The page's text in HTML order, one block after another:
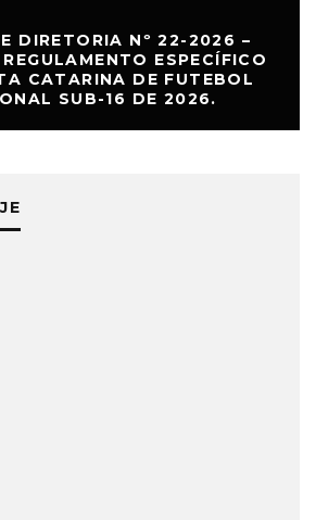
DIRETORIA Nº 22-2026 –
ESPECÍFICO
CATARINA DE FUTEBOL
SUB-16 DE 2026.